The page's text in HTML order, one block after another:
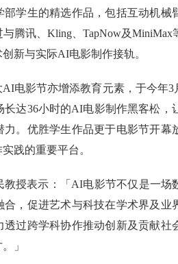
部学生的精选作品，包括互动机械
腾讯、Kling、TapNow及
新与实际AI电影制作接轨。
电影节亦增添教育元素，于今年
达36小时的AI电影制作黑客松，
。优胜学生作品更于电影节开幕
践的重要平台。
授表示：「AI电影节不仅是一场
，促进艺术与科技在学术界及业
透过跨学科协作推动创新及贡献社
」